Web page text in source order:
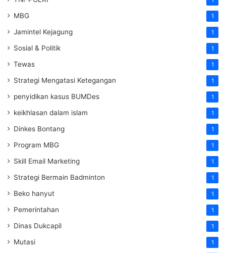
MBG 1
Jamintel Kejagung 1
Sosial & Politik 1
Tewas 1
Strategi Mengatasi Ketegangan 1
penyidikan kasus BUMDes 1
keikhlasan dalam islam 1
Dinkes Bontang 1
Program MBG 1
Skill Email Marketing 1
Strategi Bermain Badminton 1
Beko hanyut 1
Pemerintahan 1
Dinas Dukcapil 1
Mutasi 1